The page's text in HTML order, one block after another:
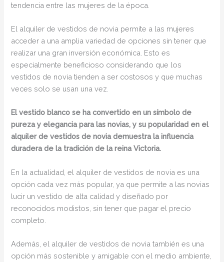
tendencia entre las mujeres de la época.
El alquiler de vestidos de novia permite a las mujeres
acceder a una amplia variedad de opciones sin tener que
realizar una gran inversión económica. Esto es
especialmente beneficioso considerando que los
vestidos de novia tienden a ser costosos y que muchas
veces solo se usan una vez.
El vestido blanco se ha convertido en un símbolo de
pureza y elegancia para las novias, y su popularidad en el
alquiler de vestidos de novia demuestra la influencia
duradera de la tradición de la reina Victoria.
En la actualidad, el alquiler de vestidos de novia es una
opción cada vez más popular, ya que permite a las novias
lucir un vestido de alta calidad y diseñado por
reconocidos modistos, sin tener que pagar el precio
completo.
Además, el alquiler de vestidos de novia también es una
opción más sostenible y amigable con el medio ambiente,